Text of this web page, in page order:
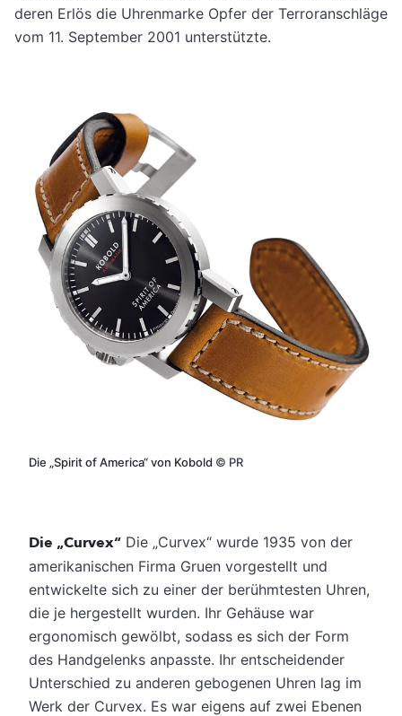
deren Erlös die Uhrenmarke Opfer der Terroranschläge
vom 11. September 2001 unterstützte.
Die „Spirit of America“ von Kobold © PR
Die „Curvex“ Die „Curvex“ wurde 1935 von der
amerikanischen Firma Gruen vorgestellt und
entwickelte sich zu einer der berühmtesten Uhren,
die je hergestellt wurden. Ihr Gehäuse war
ergonomisch gewölbt, sodass es sich der Form
des Handgelenks anpasste. Ihr entscheidender
Unterschied zu anderen gebogenen Uhren lag im
Werk der Curvex. Es war eigens auf zwei Ebenen